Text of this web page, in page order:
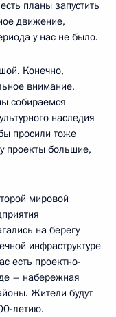
планы запустить
движение,
у нас не было.
Конечно,
внимание,
собираемся
наследия
просили тоже
проекты большие,
мировой
на берегу
инфраструктуре
есть проектно-
– набережная
Жители будут
летию.